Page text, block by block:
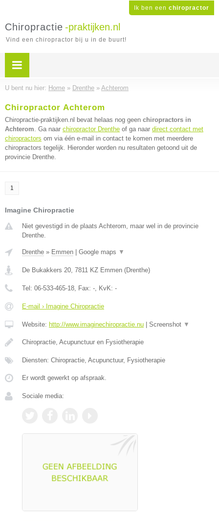
Ik ben een chiropractor
Chiropractie -praktijken.nl
Vind een chiropractor bij u in de buurt!
U bent nu hier: Home » Drenthe » Achterom
Chiropractor Achterom
Chiropractie-praktijken.nl bevat helaas nog geen chiropractors in
Achterom. Ga naar chiropractor Drenthe of ga naar direct contact met
chiropractors om via één e-mail in contact te komen met meerdere
chiropractors tegelijk. Hieronder worden nu resultaten getoond uit de
provincie Drenthe.
1
Imagine Chiropractie
Niet gevestigd in de plaats Achterom, maar wel in de provincie
Drenthe.
Drenthe » Emmen Google maps ▼
De Bukakkers 20, 7811 KZ Emmen (Drenthe)
Tel: 06-533-465-18, Fax: -, KvK: -
E-mail › Imagine Chiropractie
Website: http://www.imaginechiropractie.nu Screenshot ▼
Chiropractie, Acupunctuur en Fysiotherapie
Diensten: Chiropractie, Acupunctuur, Fysiotherapie
Er wordt gewerkt op afspraak.
Sociale media: